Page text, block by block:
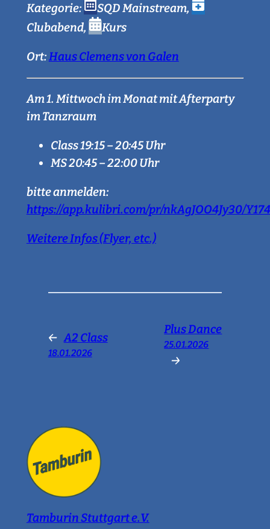
Kategorie: SQD Mainstream,
Clubabend, Kurs
Ort:Haus Clemens von Galen
Am 1. Mittwoch im Monat mit Afterparty
im Tanzraum
Class 19:15 – 20:45 Uhr
MS 20:45 – 22:00 Uhr
bitte anmelden:
https://app.kulibri.com/pr/nkAgJOO4Jy30/
Weitere Infos (Flyer, etc.)
← A2 Class
18.01.2026
Plus Dance
25.01.2026
→
Tamburin Stuttgart e.V.